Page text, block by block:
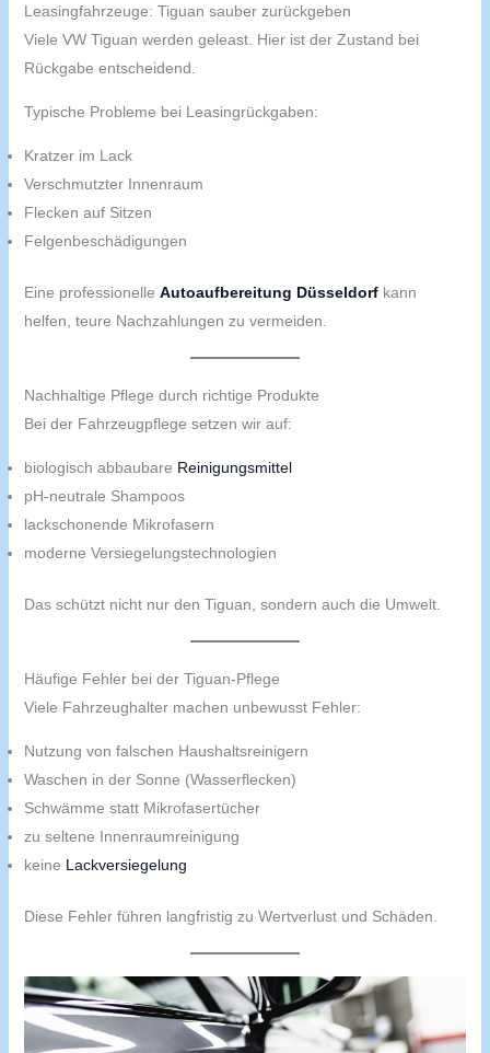
Leasingfahrzeuge: Tiguan sauber zurückgeben
Viele VW Tiguan werden geleast. Hier ist der Zustand bei
Rückgabe entscheidend.
Typische Probleme bei Leasingrückgaben:
Kratzer im Lack
Verschmutzter Innenraum
Flecken auf Sitzen
Felgenbeschädigungen
Eine professionelle Autoaufbereitung Düsseldorfkann
helfen, teure Nachzahlungen zu vermeiden.
Nachhaltige Pflege durch richtige Produkte
Bei der Fahrzeugpflege setzen wir auf:
biologisch abbaubare Reinigungsmittel
pH-neutrale Shampoos
lackschonende Mikrofasern
moderne Versiegelungstechnologien
Das schützt nicht nur den Tiguan, sondern auch die Umwelt.
Häufige Fehler bei der Tiguan-Pflege
Viele Fahrzeughalter machen unbewusst Fehler:
Nutzung von falschen Haushaltsreinigern
Waschen in der Sonne (Wasserflecken)
Schwämme statt Mikrofasertücher
zu seltene Innenraumreinigung
keine Lackversiegelung
Diese Fehler führen langfristig zu Wertverlust und Schäden.